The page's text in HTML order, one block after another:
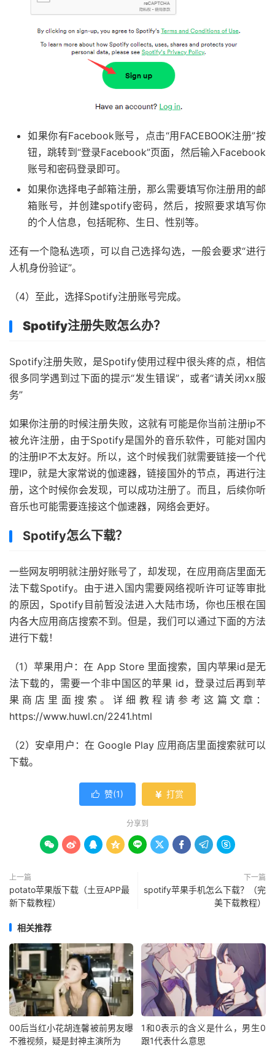
如果你有Facebook账号，点击“用FACEBOOK注册”按
钮，跳转到“登录Facebook”页面，然后输入Facebook
账号和密码登录即可。
如果你选择电子邮箱注册，那么需要填写你注册用的邮
箱账号，并创建spotify密码，然后，按照要求填写你
的个人信息，包括昵称、生日、性别等。
还有一个隐私选项，可以自己选择勾选，一般会要求“进行
人机身份验证”。
（4）至此，选择Spotify注册账号完成。
Spotify注册失败怎么办？
Spotify注册失败，是Spotify使用过程中很头疼的点，相信
很多同学遇到过下面的提示“发生错误”，或者“请关闭xx服
务”
如果你注册的时候注册失败，这就有可能是你当前注册ip不
被允许注册，由于Spotify是国外的音乐软件，可能对国内
的注册IP不太友好。所以，这个时候我们就需要链接一个代
理IP，就是大家常说的伽速器，链接国外的节点，再进行注
册，这个时候你会发现，可以成功注册了。而且，后续你听
音乐也可能需要连接这个伽速器，网络会更好。
Spotify怎么下载？
一些网友明明就注册好账号了，却发现，在应用商店里面无
法下载Spotify。由于进入国内需要网络视听许可证等审批
的原因，Spotify目前暂没法进入大陆市场，你也压根在国
内各大应用商店搜索不到。但是，我们可以通过下面的方法
进行下载！
（1）苹果用户：在 App Store 里面搜索，国内苹果id是无
法下载的，需要一个非中国区的苹果 id，登录过后再到苹
果商店里面搜索。详细教程请参考这篇文章：
https://www.huwl.cn/2241.html
（2）安卓用户：在 Google Play 应用商店里面搜索就可以
下载。
 赞(1)  打赏
分享到
        
上一篇
potato苹果版下载（土豆APP最
新下载教程）
下一篇
spotify苹果手机怎么下载？（完
美下载教程）
相关推荐
00后当红小花胡连馨被前男友曝
不雅视频，疑是封神主演所为
1和0表示的含义是什么，男生0
跟1代表什么意思